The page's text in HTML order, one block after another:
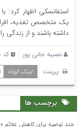
استفانسکی اظهار کرد:
یک متخصص تغذیه،
داشته باشند و از
نصیبه جانی پور کد
پرینت
لینک کوتاه
برچسب ها
چند توصیه برای کاهش علائم